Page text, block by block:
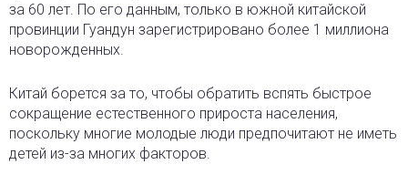
за 60 лет. По его данным, только в южной китайской
провинции Гуандун зарегистрировано более 1 миллиона
новорожденных.
Китай борется за то, чтобы обратить вспять быстрое
сокращение естественного прироста населения,
поскольку многие молодые люди предпочитают не иметь
детей из-за многих факторов.